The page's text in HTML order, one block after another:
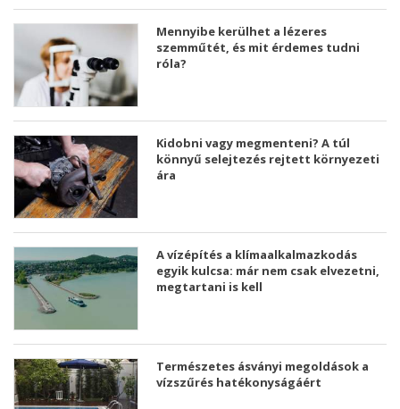
Mennyibe kerülhet a lézeres
szemműtét, és mit érdemes tudni
róla?
Kidobni vagy megmenteni? A túl
könnyű selejtezés rejtett környezeti
ára
A vízépítés a klímaalkalmazkodás
egyik kulcsa: már nem csak elvezetni,
megtartani is kell
Természetes ásványi megoldások a
vízszűrés hatékonyságáért